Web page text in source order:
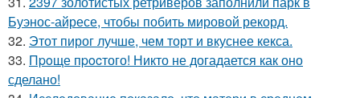
Буэнос-айресе, чтобы побить мировой рекорд.
32. Этот пирог лучше, чем торт и вкуснее кекса.
33. Пpoще пpocтого! Никто не догадается как оно
сделано!